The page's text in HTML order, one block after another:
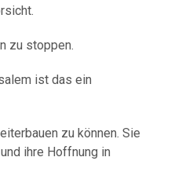
zu stoppen.
ist das ein
zu können. Sie
ihre Hoffnung in